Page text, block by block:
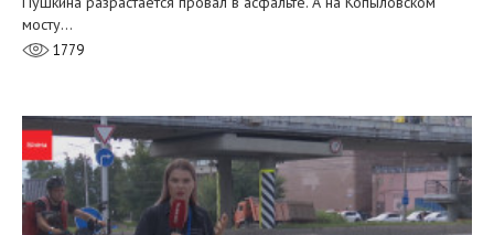
мосту…
1779